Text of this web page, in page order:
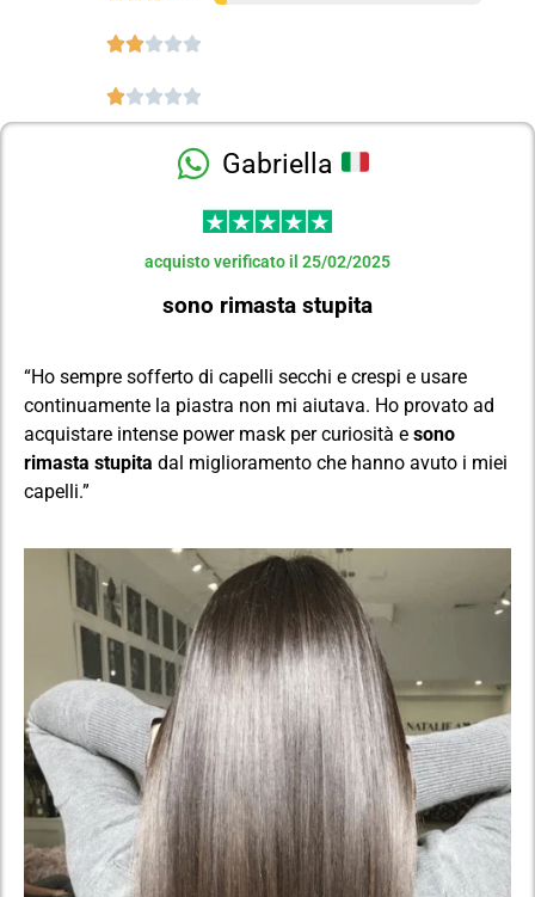


Gabriella
acquisto verificato il 25/02/2025
sono rimasta stupita
“Ho sempre sofferto di capelli secchi e crespi e usare
continuamente la piastra non mi aiutava. Ho provato ad
acquistare intense power mask per curiosità e sono
rimasta stupita dal miglioramento che hanno avuto i miei
capelli.”